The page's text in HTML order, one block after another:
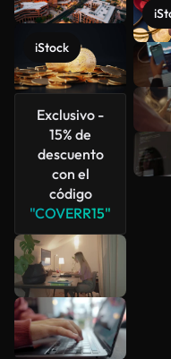
iStock
Exclusivo -
15% de
descuento
con el
código
"COVERR15"